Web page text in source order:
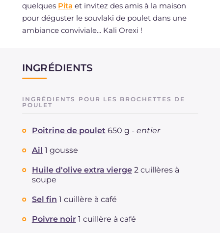
quelques Pita et invitez des amis à la maison
pour déguster le souvlaki de poulet dans une
ambiance conviviale... Kali Orexi !
INGRÉDIENTS
INGRÉDIENTS POUR LES BROCHETTES DE
POULET
Poitrine de poulet 650 g - entier
Ail 1 gousse
Huile d'olive extra vierge 2 cuillères à
soupe
Sel fin 1 cuillère à café
Poivre noir 1 cuillère à café